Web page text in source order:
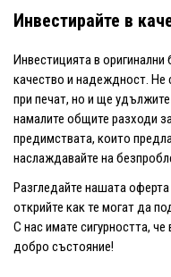
Инвестирайте в
Инвестицията в оригинални
качество и надеждност. Не
при печат, но и ще
намалите общите разходи
предимствата, които
наслаждавайте на
Разгледайте нашата
открийте как те могат да
С нас имате сигурността,
добро състояние!